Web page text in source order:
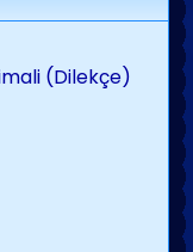
(Dilekçe)